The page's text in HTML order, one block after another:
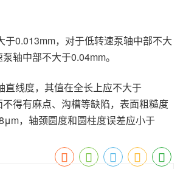
于0.013mm，对于低转速泵轴中部不大
轴中部不大于0.04mm。
直线度，其值在全长上应不大于
得有麻点、沟槽等缺陷，表面粗糙度
，轴颈圆度和圆柱度误差应小于